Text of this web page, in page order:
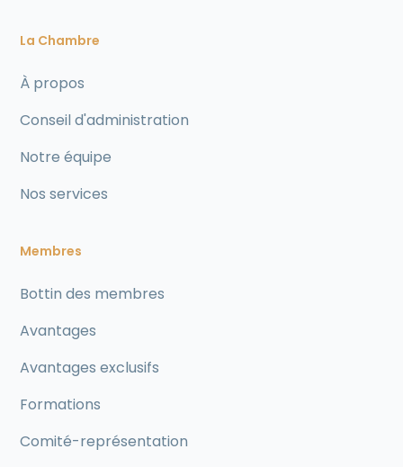
La Chambre
À propos
Conseil d'administration
Notre équipe
Nos services
Membres
Bottin des membres
Avantages
Avantages exclusifs
Formations
Comité-représentation